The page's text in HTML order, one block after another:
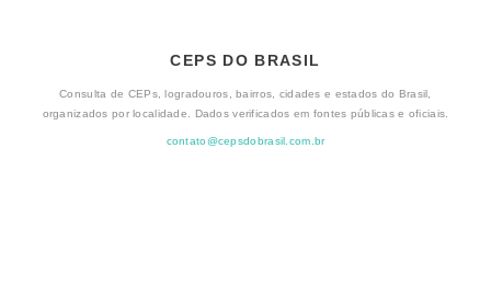
CEPS DO BRASIL
Consulta de CEPs, logradouros, bairros, cidades e estados do Brasil,
organizados por localidade. Dados verificados em fontes públicas e oficiais.
contato@cepsdobrasil.com.br